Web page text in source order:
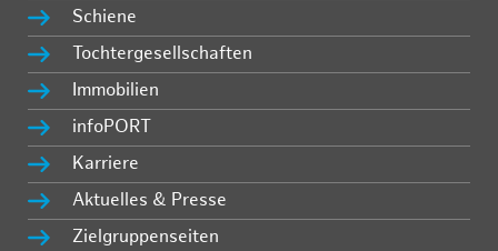
Schiene
Tochtergesellschaften
Immobilien
infoPORT
Karriere
Aktuelles & Presse
Zielgruppenseiten